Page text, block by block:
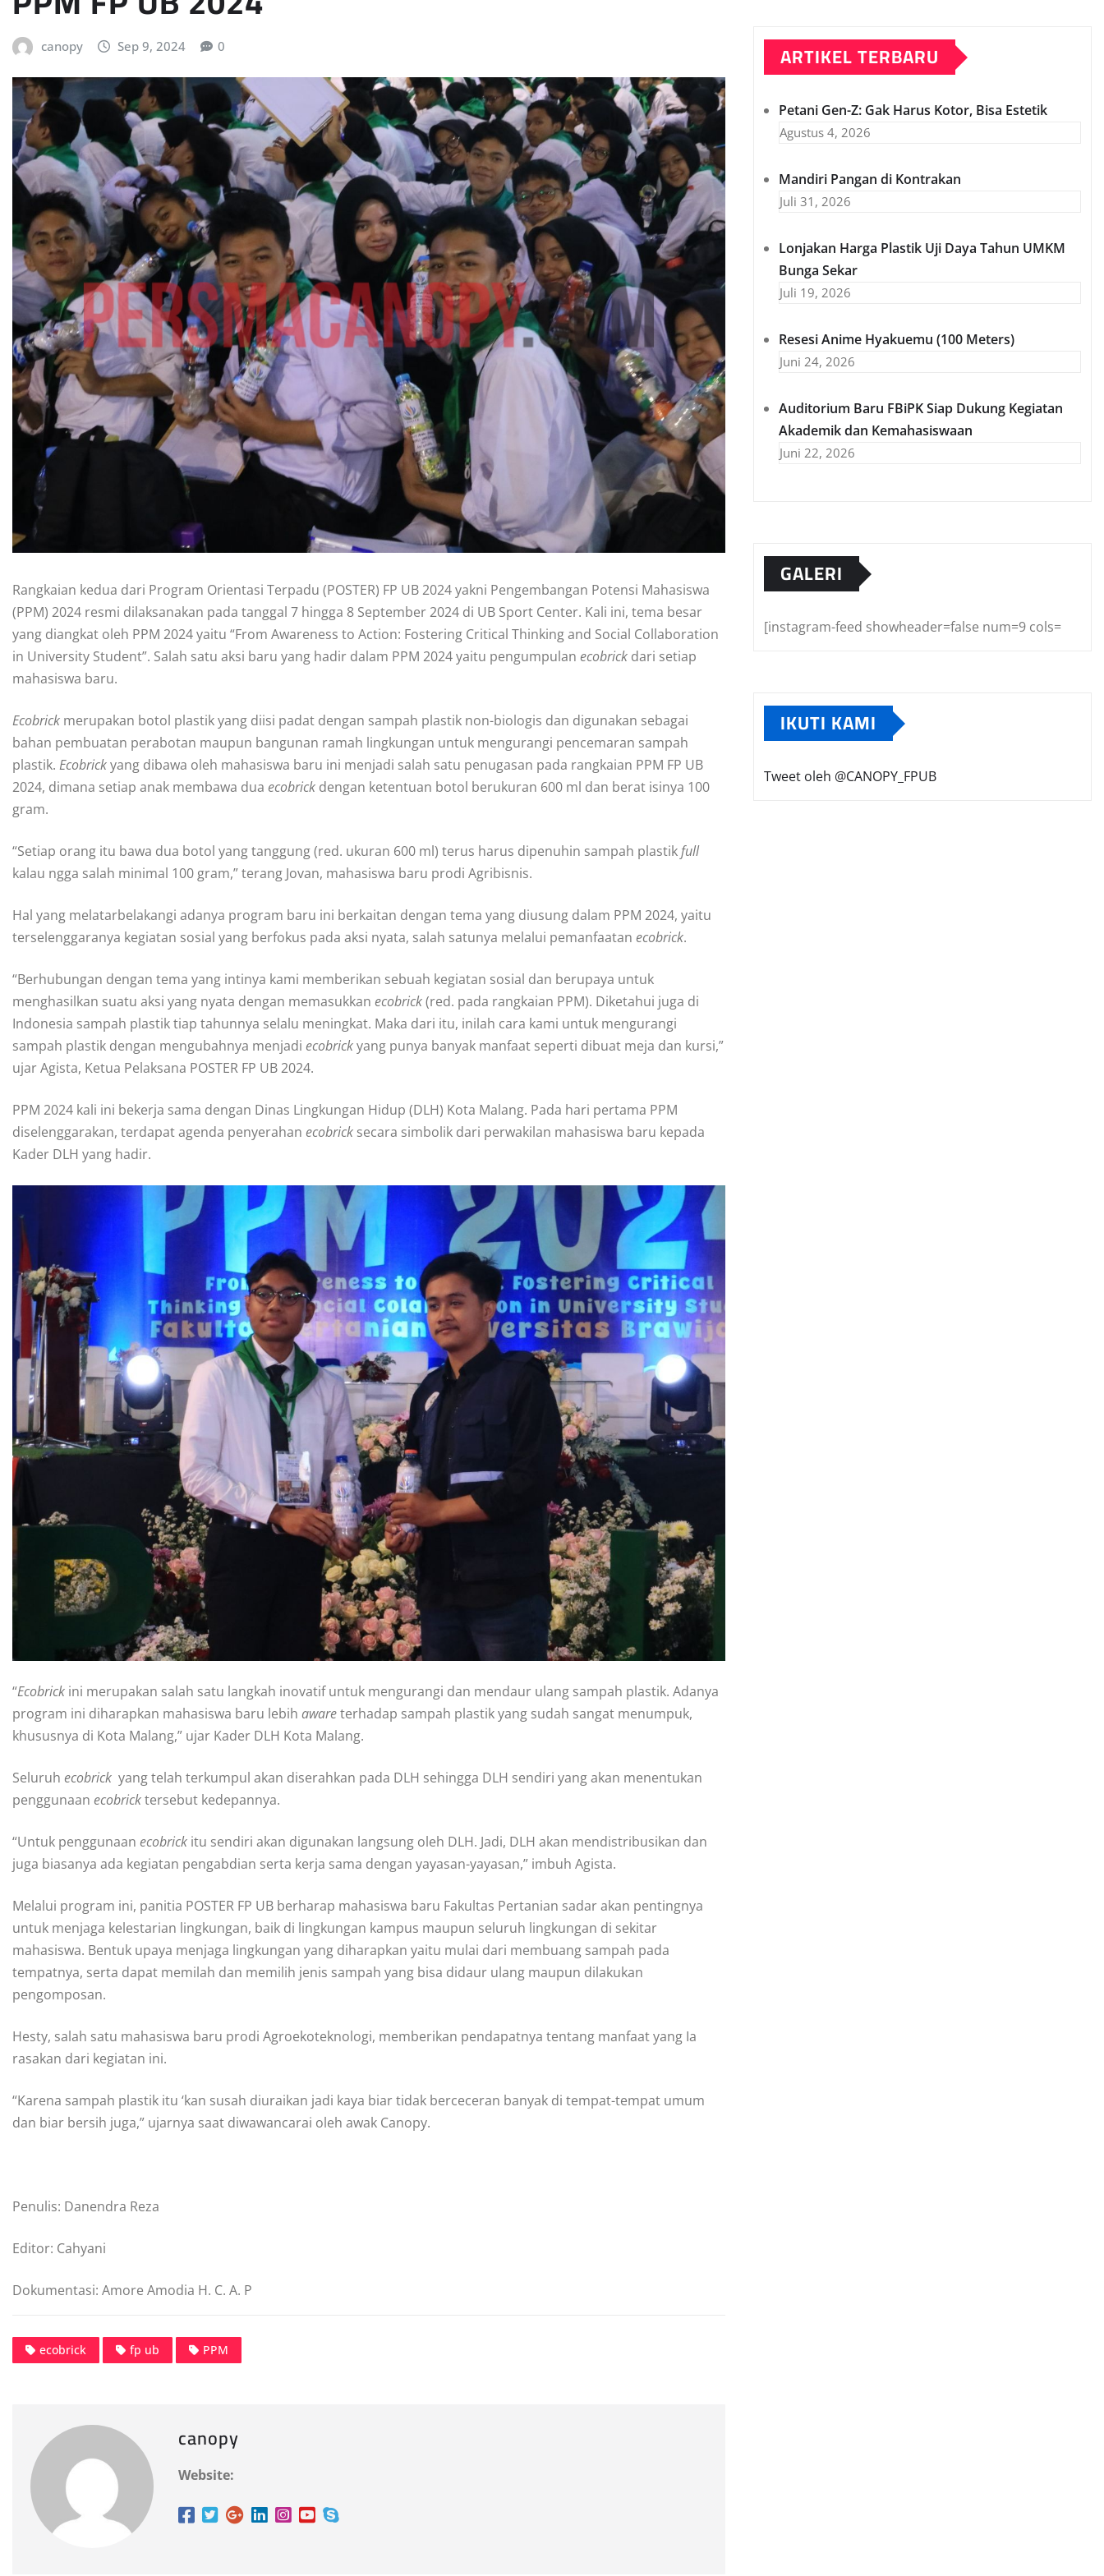
canopy Sep 9, 2024 0
Rangkaian kedua dari Program Orientasi Terpadu (POSTER) FP UB 2024 yakni Pengembangan Potensi Mahasiswa
(PPM) 2024 resmi dilaksanakan pada tanggal 7 hingga 8 September 2024 di UB Sport Center. Kali ini, tema besar
yang diangkat oleh PPM 2024 yaitu “From Awareness to Action: Fostering Critical Thinking and Social Collaboration
in University Student”. Salah satu aksi baru yang hadir dalam PPM 2024 yaitu pengumpulan ecobrick dari setiap
mahasiswa baru.
Ecobrick merupakan botol plastik yang diisi padat dengan sampah plastik non-biologis dan digunakan sebagai
bahan pembuatan perabotan maupun bangunan ramah lingkungan untuk mengurangi pencemaran sampah
plastik. Ecobrickyang dibawa oleh mahasiswa baru ini menjadi salah satu penugasan pada rangkaian PPM FP UB
2024, dimana setiap anak membawa dua ecobrick dengan ketentuan botol berukuran 600 ml dan berat isinya 100
gram.
“Setiap orang itu bawa dua botol yang tanggung (red. ukuran 600 ml) terus harus dipenuhin sampah plastikfull
kalau ngga salah minimal 100 gram,” terang Jovan, mahasiswa baru prodi Agribisnis.
Hal yang melatarbelakangi adanya program baru ini berkaitan dengan tema yang diusung dalam PPM 2024, yaitu
terselenggaranya kegiatan sosial yang berfokus pada aksi nyata, salah satunya melalui pemanfaatan ecobrick.
“Berhubungan dengan tema yang intinya kami memberikan sebuah kegiatan sosial dan berupaya untuk
menghasilkan suatu aksi yang nyata dengan memasukkan ecobrick(red. pada rangkaian PPM). Diketahui juga di
Indonesia sampah plastik tiap tahunnya selalu meningkat. Maka dari itu, inilah cara kami untuk mengurangi
sampah plastik dengan mengubahnya menjadi ecobrickyang punya banyak manfaat seperti dibuat meja dan kursi,”
ujar Agista, Ketua Pelaksana POSTER FP UB 2024.
PPM 2024 kali ini bekerja sama dengan Dinas Lingkungan Hidup (DLH) Kota Malang. Pada hari pertama PPM
diselenggarakan, terdapat agenda penyerahan ecobrick secara simbolik dari perwakilan mahasiswa baru kepada
Kader DLH yang hadir.
“Ecobrick ini merupakan salah satu langkah inovatif untuk mengurangi dan mendaur ulang sampah plastik. Adanya
program ini diharapkan mahasiswa baru lebih awareterhadap sampah plastik yang sudah sangat menumpuk,
khususnya di Kota Malang,” ujar Kader DLH Kota Malang.
Seluruh ecobrick yang telah terkumpul akan diserahkan pada DLH sehingga DLH sendiri yang akan menentukan
penggunaan ecobricktersebut kedepannya.
“Untuk penggunaan ecobrick itu sendiri akan digunakan langsung oleh DLH. Jadi, DLH akan mendistribusikan dan
juga biasanya ada kegiatan pengabdian serta kerja sama dengan yayasan-yayasan,” imbuh Agista.
Melalui program ini, panitia POSTER FP UB berharap mahasiswa baru Fakultas Pertanian sadar akan pentingnya
untuk menjaga kelestarian lingkungan, baik di lingkungan kampus maupun seluruh lingkungan di sekitar
mahasiswa. Bentuk upaya menjaga lingkungan yang diharapkan yaitu mulai dari membuang sampah pada
tempatnya, serta dapat memilah dan memilih jenis sampah yang bisa didaur ulang maupun dilakukan
pengomposan.
Hesty, salah satu mahasiswa baru prodi Agroekoteknologi, memberikan pendapatnya tentang manfaat yang Ia
rasakan dari kegiatan ini.
“Karena sampah plastik itu ‘kan susah diuraikan jadi kaya biar tidak berceceran banyak di tempat-tempat umum
dan biar bersih juga,” ujarnya saat diwawancarai oleh awak Canopy.
Penulis: Danendra Reza
Editor: Cahyani
Dokumentasi: Amore Amodia H. C. A. P
ecobrick fp ub PPM
canopy
Website:
ARTIKEL TERBARU
Petani Gen-Z: Gak Harus Kotor, Bisa Estetik
Agustus 4, 2026
Mandiri Pangan di Kontrakan
Juli 31, 2026
Lonjakan Harga Plastik Uji Daya Tahun UMKM
Bunga Sekar
Juli 19, 2026
Resesi Anime Hyakuemu (100 Meters)
Juni 24, 2026
Auditorium Baru FBiPK Siap Dukung Kegiatan
Akademik dan Kemahasiswaan
Juni 22, 2026
GALERI
[instagram-feed showheader=false num=9 cols=
IKUTI KAMI
Tweet oleh @CANOPY_FPUB